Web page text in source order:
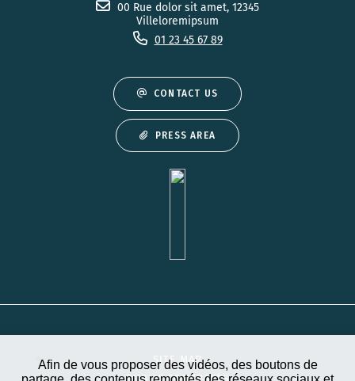
Afin de vous proposer des vidéos, des boutons de
00 Rue dolor sit amet, 12345
Villeloremipsum
01 23 45 67 89
CONTACT US
PRESS AREA
SITE MAP
PUBLIC CONTRACTS